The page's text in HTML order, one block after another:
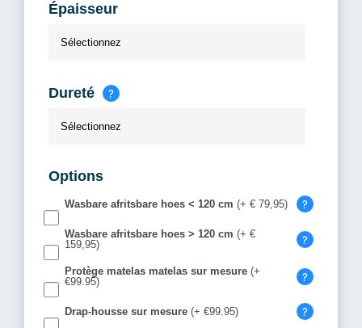
Épaisseur
Dureté ?
Options
Wasbare afritsbare hoes < 120 cm(+ € 79,95) ?
Wasbare afritsbare hoes > 120 cm(+ €
159,95)
?
Protège matelas matelas sur mesure (+
€99.95)
?
Drap-housse sur mesure (+ €99.95) ?